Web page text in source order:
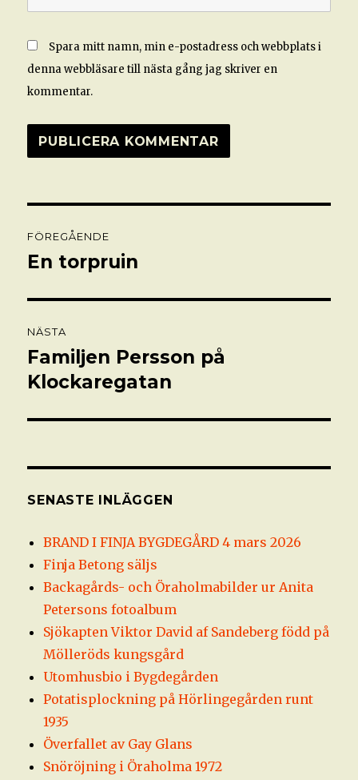
Spara mitt namn, min e-postadress och webbplats i
denna webbläsare till nästa gång jag skriver en
kommentar.
FÖREGÅENDE
Föregående
En torpruin
NÄSTA
Nästa
inlägg:
Familjen Persson på
Klockaregatan
SENASTE INLÄGGEN
BRAND I FINJA BYGDEGÅRD 4 mars 2026
Finja Betong säljs
Backagårds- och Öraholmabilder ur Anita
Petersons fotoalbum
Sjökapten Viktor David af Sandeberg född på
Mölleröds kungsgård
Utomhusbio i Bygdegården
Potatisplockning på Hörlingegården runt
1935
Överfallet av Gay Glans
Snöröjning i Öraholma 1972